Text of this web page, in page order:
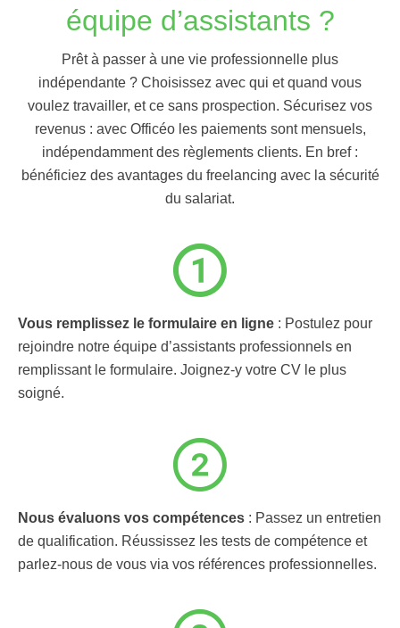
équipe d’assistants ?
Prêt à passer à une vie professionnelle plus
indépendante ? Choisissez avec qui et quand vous
voulez travailler, et ce sans prospection. Sécurisez vos
revenus : avec Officéo les paiements sont mensuels,
indépendamment des règlements clients. En bref :
bénéficiez des avantages du freelancing avec la sécurité
du salariat.
Vous remplissez le formulaire en ligne : Postulez pour
rejoindre notre équipe d’assistants professionnels en
remplissant le formulaire. Joignez-y votre CV le plus
soigné.
Nous évaluons vos compétences : Passez un entretien
de qualification. Réussissez les tests de compétence et
parlez-nous de vous via vos références professionnelles.